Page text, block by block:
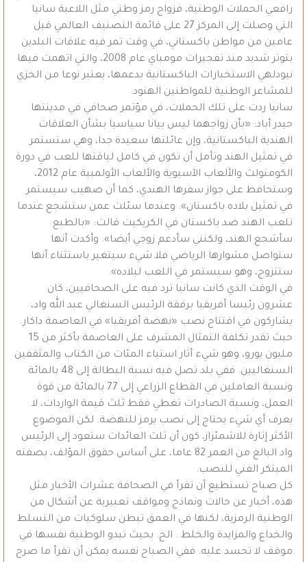
رافعي الحملات الوطنية، فزواج رمز وطني مثل اللاعبة سانيا
التي وصلت إلى المركز 27 على قائمة التصنيف العالمي قبل
عامين من مواطن باكستاني، في وقت تمر فيه علاقات البلدين
بتوتر شديد منذ تفجيرات مومباي عام 2008، والتي اتهمت فيها
نيودلهي الاستخبارات الباكستانية بدعمها، يعتبر نوعا من الخزي
للمشاعر الوطنية للمواطنين الهنود.
سانيا ردت على تلك الحملات، في مؤتمر صحافي في مدينتها
حيدر أباد: «بأن زواجهما ليس بيانا سياسيا بشأن العلاقات
الهندية الباكستانية، وإن عائلتها سعيدة جدا، وهي ستستمر
في تمثيل الهند وتأمل أن تكون في كامل لياقتها للعب في دورة
الكومنولث والألعاب الآسيوية والألعاب الأولمبية عام 2012،
وستحافظ على جواز سفرها الهندي، كما أن صهيب سيستمر
في تمثيل بلاده باكستان». وعندما سئلت عمن ستشجع عندما
تلعب الهند ضد باكستان في الكريكيت قالت: «بالطبع
سأشجع الهند، ولكنني سأدعم زوجي أيضا». وأكدت أنها
ستواصل مشوارها الرياضي فلا شيء سيتغير باستثناء أنها
ستتزوج، وهو سيستمر في اللعب لبلاده».
في الوقت الذي كانت سانيا ترد فيه على الصحافيين، كان
عشرون رئيسا أفريقيا برفقة الرئيس السنغالي عبد الله واد،
يشاركون في افتتاح نصب «نهضة أفريقيا» في العاصمة داكار.
حيث تقدر تكلفة التمثال المشرف على العاصمة بأكثر من 15
مليون يورو، وهو شيء أثار استياء المئات من الكتاب والمثقفين
السنغاليين. ففي بلد تصل فيه نسبة البطالة إلى 48 بالمائة
ونسبة العاملين في القطاع الزراعي إلى 77 بالمائة من قوة
العمل، ونسبة الصادرات تغطي فقط ثلث قيمة الواردات، لا
يعرف أي شيء يحتاج إلى نصب يرمز للنهضة. لكن الموضوع
الأكثر إثارة للاشمئزاز، كون أن ثلث العائدات ستعود إلى الرئيس
واد البالغ من العمر 82 عاما، على أساس حقوق المؤلف، بصفته
المبتكر الفني للنصب.
كل صباح تستطيع أن تقرأ في الصحافة عشرات الأخبار مثل
هذه، أخبار عن حالات ونماذج ومواقف تعبيرية عن أشكال من
الوطنية الرمزية، لكنها في العمق تبطن سلوكيات من التسلط
والخداع والمزايدة والخلط.. الخ. بحيث تبدو الوطنية نفسها في
موقف لا تحسد عليه. ففي الصباح نفسه يمكن أن تقرأ ما صرح